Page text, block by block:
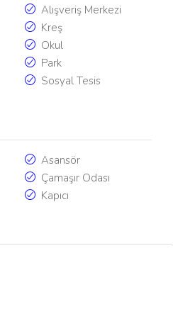
Alışveriş Merkezi
Kreş
Okul
Park
Sosyal Tesis
Asansör
Çamaşır Odası
Kapıcı